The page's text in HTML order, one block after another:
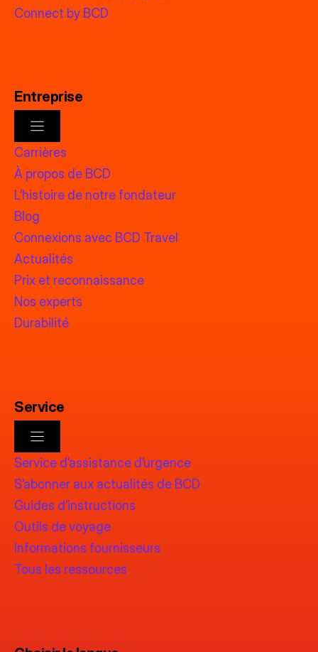
Connect by BCD
Entreprise
Carrières
À propos de BCD
L’histoire de notre fondateur
Blog
Connexions avec BCD Travel
Actualités
Prix et reconnaissance
Nos experts
Durabilité
Service
Service d’assistance d’urgence
S’abonner aux actualités de BCD
Guides d’instructions
Outils de voyage
Informations fournisseurs
Tous les ressources